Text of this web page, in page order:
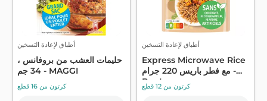
أطباق لإعادة التسخين
حليمات العشب من بروفانس ،
34 جم - MAGGI
كرتون من 16 قطع
أطباق لإعادة التسخين
Express Microwave Rice
مع فطر باريس 220 جرام -
Ben's ...كرتون من 12 قطع